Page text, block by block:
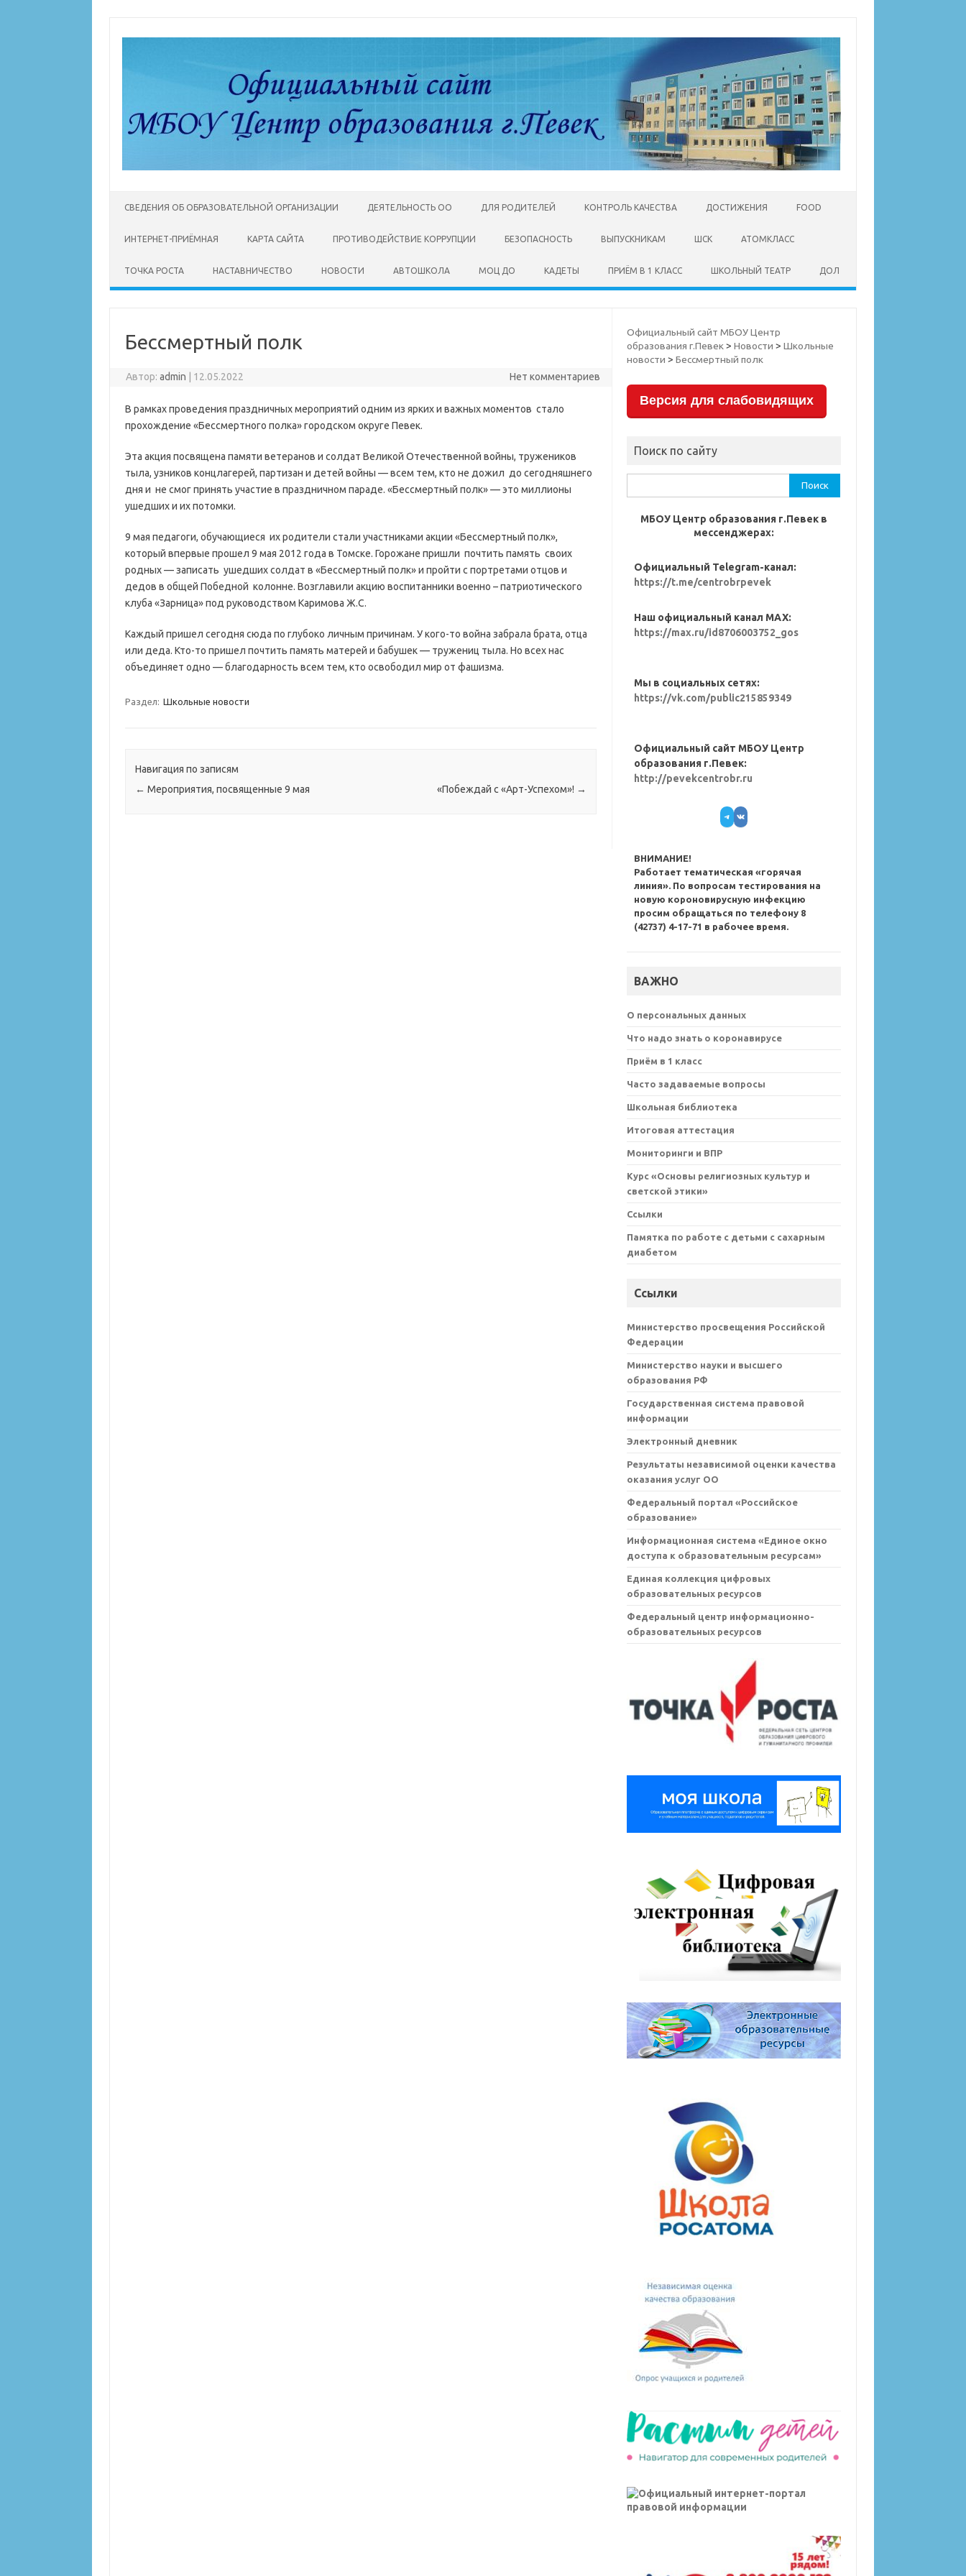
СВЕДЕНИЯ ОБ ОБРАЗОВАТЕЛЬНОЙ ОРГАНИЗАЦИИ ДЕЯТЕЛЬНОСТЬ ОО ДЛЯ РОДИТЕЛЕЙ КОНТРОЛЬ КАЧЕСТВА ДОСТИЖЕНИЯ FOOD
ИНТЕРНЕТ-ПРИЁМНАЯ КАРТА САЙТА ПРОТИВОДЕЙСТВИЕ КОРРУПЦИИ БЕЗОПАСНОСТЬ ВЫПУСКНИКАМ ШСК АТОМКЛАСС
ТОЧКА РОСТА НАСТАВНИЧЕСТВО НОВОСТИ АВТОШКОЛА МОЦ ДО КАДЕТЫ ПРИЁМ В 1 КЛАСС ШКОЛЬНЫЙ ТЕАТР ДОЛ
Бессмертный полк
Автор:admin 12.05.2022 Нет комментариев
В рамках проведения праздничных мероприятий одним из ярких и важных моментов стало
прохождение «Бессмертного полка» городском округе Певек.
Эта акция посвящена памяти ветеранов и солдат Великой Отечественной войны, тружеников
тыла, узников концлагерей, партизан и детей войны — всем тем, кто не дожил до сегодняшнего
дня и не смог принять участие в праздничном параде. «Бессмертный полк» — это миллионы
ушедших и их потомки.
9 мая педагоги, обучающиеся их родители стали участниками акции «Бессмертный полк»,
который впервые прошел 9 мая 2012 года в Томске. Горожане пришли почтить память своих
родных — записать ушедших солдат в «Бессмертный полк» и пройти с портретами отцов и
дедов в общей Победной колонне. Возглавили акцию воспитанники военно – патриотического
клуба «Зарница» под руководством Каримова Ж.С.
Каждый пришел сегодня сюда по глубоко личным причинам. У кого-то война забрала брата, отца
или деда. Кто-то пришел почтить память матерей и бабушек — тружениц тыла. Но всех нас
объединяет одно — благодарность всем тем, кто освободил мир от фашизма.
Раздел: Школьные новости
Навигация по записям
← Мероприятия, посвященные 9 мая «Побеждай с «Арт-Успехом»! →
Официальный сайт МБОУ Центр
образования г.Певек>Новости >Школьные
новости >Бессмертный полк
Версия для слабовидящих
Поиск по сайту
МБОУ Центр образования г.Певек в
мессенджерах:
Официальный Telegram-канал:
https://t.me/centrobrpevek
Наш официальный канал MAX:
https://max.ru/id8706003752_gos
Мы в социальных сетях:
https://vk.com/public215859349
Официальный сайт МБОУ Центр
образования г.Певек:
http://pevekcentrobr.ru
Telegram
VK
ВНИМАНИЕ!
Работает тематическая «горячая
линия». По вопросам тестирования на
новую короновирусную инфекцию
просим обращаться по телефону 8
(42737) 4-17-71 в рабочее время.
ВАЖНО
О персональных данных
Что надо знать о коронавирусе
Приём в 1 класс
Часто задаваемые вопросы
Школьная библиотека
Итоговая аттестация
Мониторинги и ВПР
Курс «Основы религиозных культур и
светской этики»
Ссылки
Памятка по работе с детьми с сахарным
диабетом
Ссылки
Министерство просвещения Российской
Федерации
Министерство науки и высшего
образования РФ
Государственная система правовой
информации
Электронный дневник
Результаты независимой оценки качества
оказания услуг ОО
Федеральный портал «Российское
образование»
Информационная система «Единое окно
доступа к образовательным ресурсам»
Единая коллекция цифровых
образовательных ресурсов
Федеральный центр информационно-
образовательных ресурсов